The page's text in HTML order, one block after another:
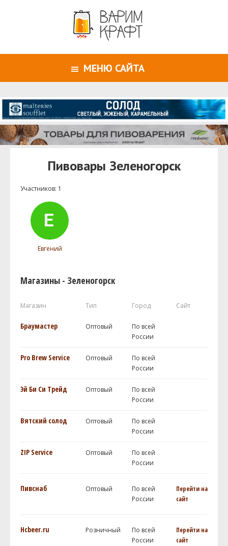
МЕНЮ САЙТА
Пивовары Зеленогорск
Участников: 1
Евгений
Магазины - Зеленогорск
Магазин Тип Город Сайт
Браумастер Оптовый
По всей
России
Pro Brew Service Оптовый
По всей
России
Эй Би Си Трейд Оптовый
По всей
России
Вятский солод Оптовый
По всей
России
ZIP Service Оптовый
По всей
России
Пивснаб Оптовый
По всей
России
Перейти на
сайт
Hcbeer.ru Розничный
По всей
России
Перейти на
сайт